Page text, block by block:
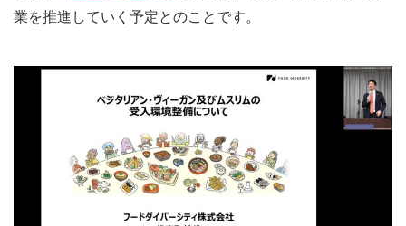
業を推進していく予定とのことです。